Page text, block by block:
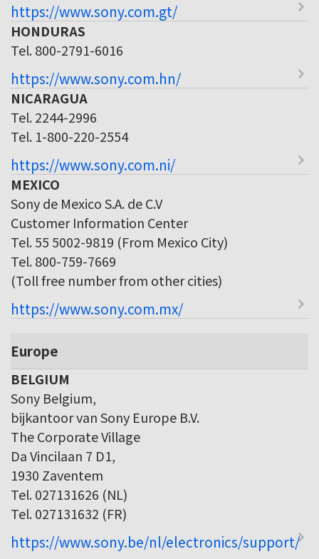
https://www.sony.com.gt/
HONDURAS
Tel. 800-2791-6016
https://www.sony.com.hn/
NICARAGUA
Tel. 2244-2996
Tel. 1-800-220-2554
https://www.sony.com.ni/
MEXICO
Sony de Mexico S.A. de C.V
Customer Information Center
Tel. 55 5002-9819 (From Mexico City)
Tel. 800-759-7669
(Toll free number from other cities)
https://www.sony.com.mx/
Europe
BELGIUM
Sony Belgium,
bijkantoor van Sony Europe B.V.
The Corporate Village
Da Vincilaan 7 D1,
1930 Zaventem
Tel. 027131626 (NL)
Tel. 027131632 (FR)
https://www.sony.be/nl/electronics/support/